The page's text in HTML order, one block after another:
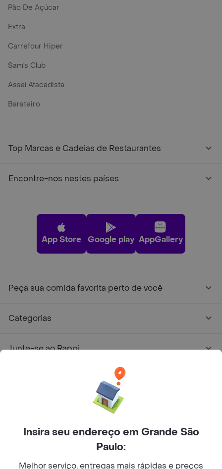
Pão De Açúcar
Extra
Carrefour Hiper
Sam's Club
Assaí Atacadista
Barateiro
Top Marcas e Cadeias de Restaurantes
Encontre-nos nestes países
App Store Google play AppGallery
Peça sua comida favorita perto de você
Categorias
Junte-se ao Rappi
Facebook
Twitter
©2026Rappi Inc. All rights reserved.
Insira seu endereço em Grande São
Paulo:
Melhor serviço, entregas mais rápidas e preços